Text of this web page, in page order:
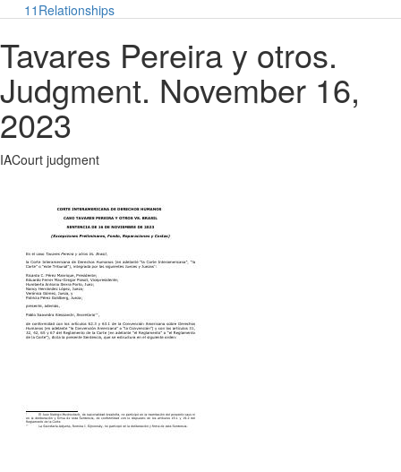
11 Relationships
Tavares Pereira y otros.
Judgment. November 16,
2023
IACourt judgment